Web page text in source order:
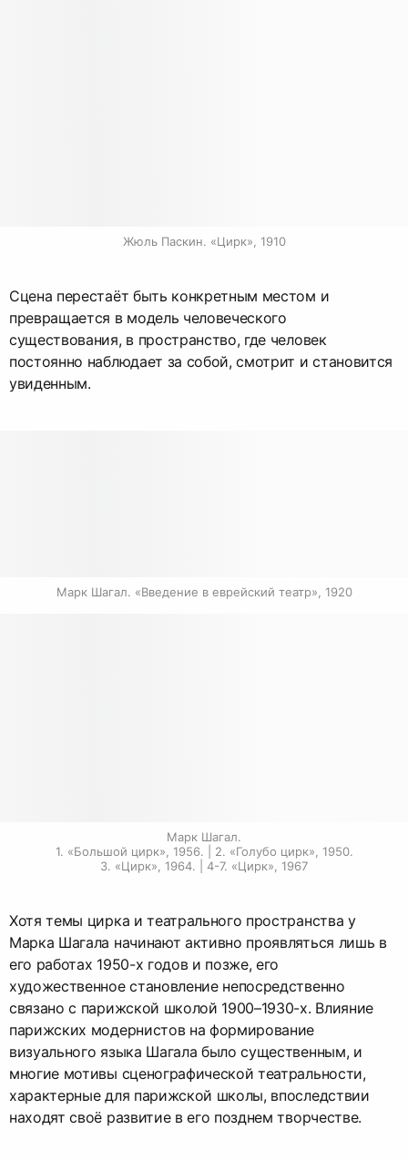
Жюль Паскин. «Цирк», 1910
Сцена перестаёт быть конкретным местом и
превращается в модель человеческого
существования, в пространство, где человек
постоянно наблюдает за собой, смотрит и становится
увиденным.
Марк Шагал. «Введение в еврейский театр», 1920
Марк Шагал.
1. «Большой цирк», 1956. | 2. «Голубо цирк», 1950.
3. «Цирк», 1964. | 4-7. «Цирк», 1967
Хотя темы цирка и театрального пространства у
Марка Шагала начинают активно проявляться лишь в
его работах 1950-х годов и позже, его
художественное становление непосредственно
связано с парижской школой 1900–1930-х. Влияние
парижских модернистов на формирование
визуального языка Шагала было существенным, и
многие мотивы сценографической театральности,
характерные для парижской школы, впоследствии
находят своё развитие в его позднем творчестве.